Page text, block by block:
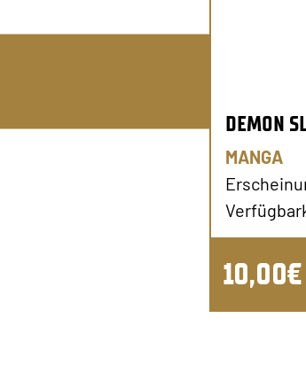
DEMON
MANGA
10,00€